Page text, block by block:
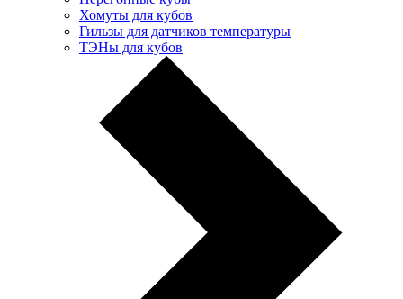
Хомуты для кубов
Гильзы для датчиков температуры
ТЭНы для кубов